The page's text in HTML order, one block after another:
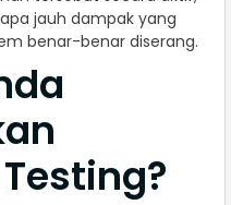
jauh dampak yang
benar-benar diserang.